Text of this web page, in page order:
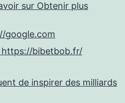
sur Obtenir plus
google.com
https://bibetbob.fr/
de inspirer des milliards